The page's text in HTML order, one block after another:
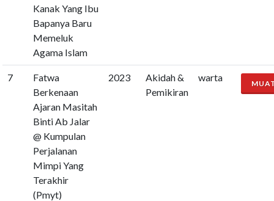
Kanak Yang Ibu
Bapanya Baru
Memeluk
Agama Islam
7
Fatwa
Berkenaan
Ajaran Masitah
Binti Ab Jalar
@ Kumpulan
Perjalanan
Mimpi Yang
Terakhir
(Pmyt)
2023
Akidah &
Pemikiran
warta